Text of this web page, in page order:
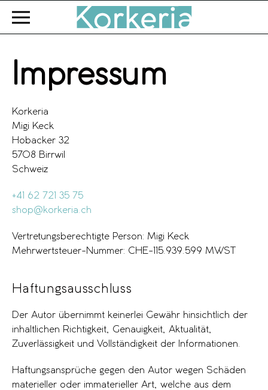
Zum Hauptinhalt springen
Impressum
Korkeria
Migi Keck
Hobacker 32
5708 Birrwil
Schweiz
+41 62 721 35 75
shop@korkeria.ch
Vertretungsberechtigte Person: Migi Keck
Mehrwertsteuer-Nummer: CHE-115.939.599 MWST
Haftungsausschluss
Der Autor übernimmt keinerlei Gewähr hinsichtlich der
inhaltlichen Richtigkeit, Genauigkeit, Aktualität,
Zuverlässigkeit und Vollständigkeit der Informationen.
Haftungsansprüche gegen den Autor wegen Schäden
materieller oder immaterieller Art, welche aus dem